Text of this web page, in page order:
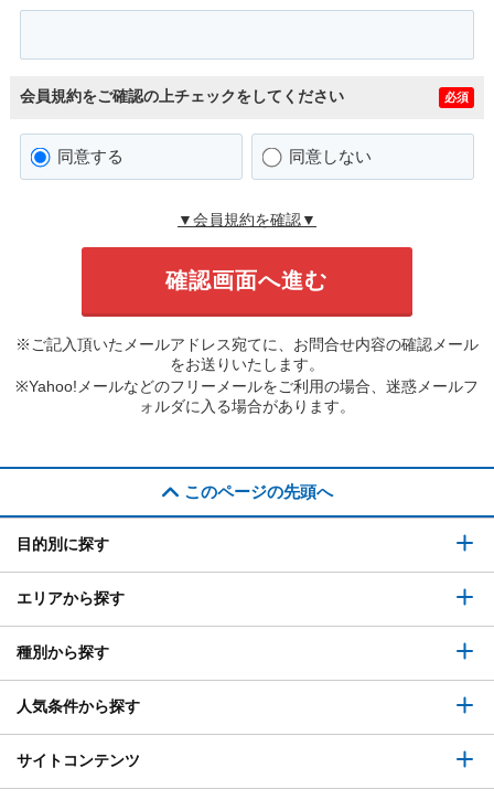
会員規約をご確認の上チェックをしてください 必須
同意する 同意しない
▼会員規約を確認▼
※ご記入頂いたメールアドレス宛てに、お問合せ内容の確認メール
をお送りいたします。
※Yahoo!メールなどのフリーメールをご利用の場合、迷惑メールフ
ォルダに入る場合があります。
このページの先頭へ
目的別に探す
エリアから探す
種別から探す
人気条件から探す
サイトコンテンツ